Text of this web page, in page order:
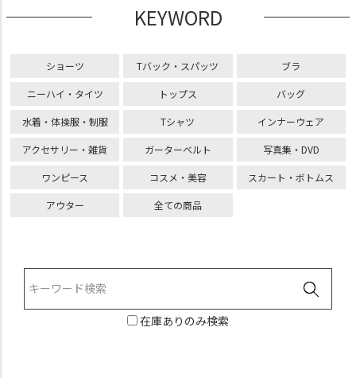
KEYWORD
ショーツ Tバック・スパッツ ブラ
ニーハイ・タイツ トップス バッグ
水着・体操服・制服 Tシャツ インナーウェア
アクセサリー・雑貨 ガーターベルト 写真集・DVD
ワンピース コスメ・美容 スカート・ボトムス
アウター 全ての商品
在庫ありのみ検索